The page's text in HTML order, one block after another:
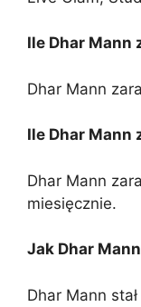
Ile Dhar Mann
Dhar Mann
Ile Dhar Mann
Dhar Mann
miesięcznie.
Jak Dhar
Dhar Mann